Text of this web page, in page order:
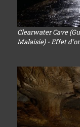
Clearwater Cave
Malaisie) - Effet